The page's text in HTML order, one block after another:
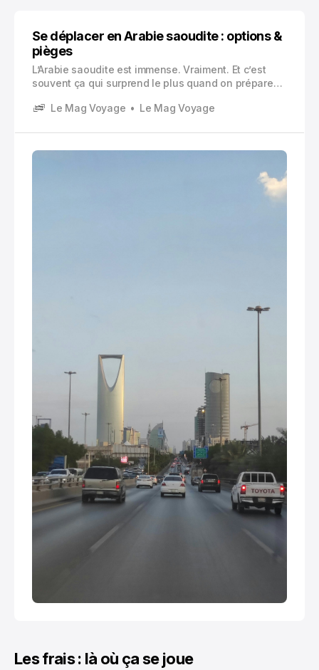
Se déplacer en Arabie saoudite : options &
pièges
L’Arabie saoudite est immense. Vraiment. Et c’est
souvent ça qui surprend le plus quand on prépare
vrai, tu peux te retrouver avec 10 heures de route
Le Mag Voyage Le Mag Voyage
Les frais : là où ça se joue